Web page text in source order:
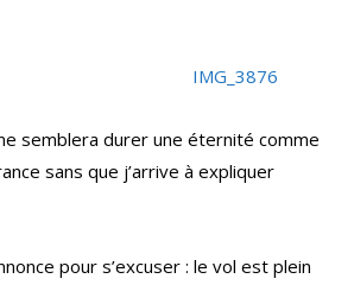
semblera durer une éternité comme
sans que j’arrive à expliquer
pour s’excuser : le vol est plein